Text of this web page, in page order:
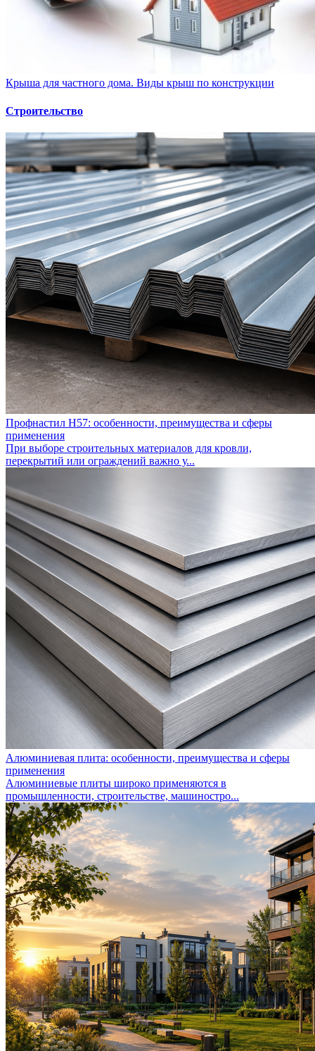
Крыша для частного дома. Виды крыш по конструкции
Строительство
Профнастил Н57: особенности, преимущества и сферы
применения
При выборе строительных материалов для кровли,
перекрытий или ограждений важно у...
Алюминиевая плита: особенности, преимущества и сферы
применения
Алюминиевые плиты широко применяются в
промышленности, строительстве, машиностро...